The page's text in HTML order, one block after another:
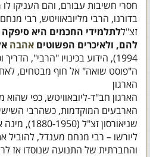
חסרי חשיבות עבורם, והם העניקו
בדורנו, הרבי מליובאוויטש, רבי
זצ"ללתלמידי החכמים היא
להם, ולאיכרים הפשוטים אהבה
1994), הידוע בכינויו "הרבי", הדריך וכיוון את ה
ה"פוסט שואה" אל חוף מבטחים,
הארגון
הארגון חב"ד-ליובאוויטש, כפי שהוא
הארבעים המוקדמות, כשהרבי
שניאורסון
ליורשו – רבי מנחם מענדל, להוביל
והחברתית של התנועה שנוסדו אז